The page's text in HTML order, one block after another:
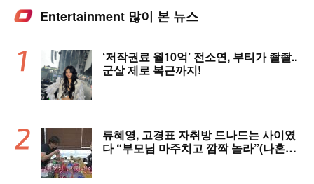
Entertainment 많이 본 뉴스
‘저작권료 월10억’ 전소연, 부티가 좔좔..
군살 제로 복근까지!
류혜영, 고경표 자취방 드나드는 사이였
다 “부모님 마주치고 깜짝 놀라”(나혼자